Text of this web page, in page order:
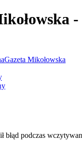
-
Gazeta Mikołowska
błąd podczas